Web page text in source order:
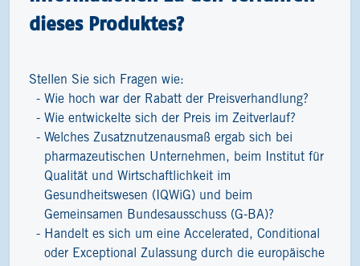
dieses Produktes?
Stellen Sie sich Fragen wie:
Wie hoch war der Rabatt der Preisverhandlung?
Wie entwickelte sich der Preis im Zeitverlauf?
Welches Zusatznutzenausmaß ergab sich bei
pharmazeutischen Unternehmen, beim Institut für
Qualität und Wirtschaftlichkeit im
Gesundheitswesen (IQWiG) und beim
Gemeinsamen Bundesausschuss (G-BA)?
Handelt es sich um eine Accelerated, Conditional
oder Exceptional Zulassung durch die europäische